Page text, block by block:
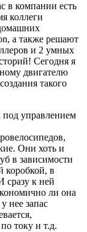
в компании есть
коллеги
а также решают
и 2 умных
Сегодня я
двигателю
такого
под управлением
Они хоть и
в зависимости
коробкой, в
сразу к ней
ли она
нее запас
току и т.д.